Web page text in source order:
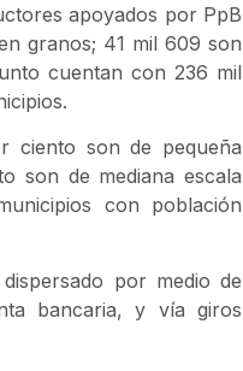
apoyados por PpB
granos; 41 mil 609 son
cuentan con 236 mil
ciento son de pequeña
son de mediana escala
con población
por medio de
bancaria, y vía giros